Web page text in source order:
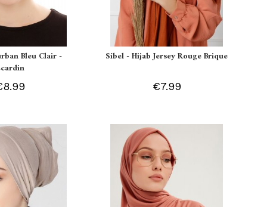
Bleu Clair -
Sibel - Hijab Jersey Rouge Brique
€7.99